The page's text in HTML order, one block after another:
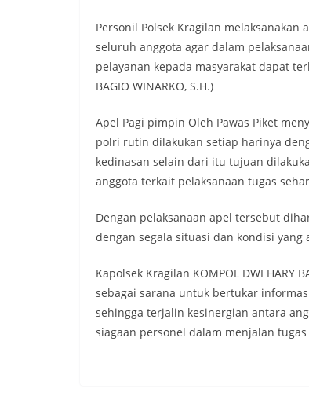
Personil Polsek Kragilan
seluruh anggota agar dalam
pelayanan kepada masyarakat dapat
BAGIO WINARKO, S.H.)
Apel Pagi pimpin Oleh Pawas Piket
polri rutin dilakukan setiap harinya
kedinasan selain dari itu tujuan
anggota terkait pelaksanaan tugas
Dengan pelaksanaan apel tersebut
dengan segala situasi dan kondisi yang
Kapolsek Kragilan KOMPOL DWI HARY
sebagai sarana untuk bertukar
sehingga terjalin kesinergian antara
siagaan personel dalam menjalan